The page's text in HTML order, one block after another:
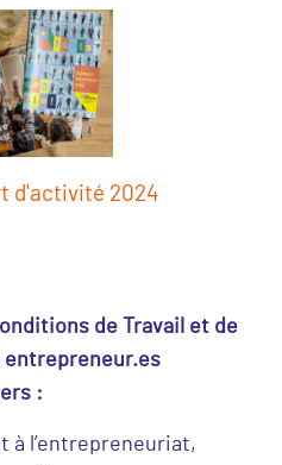
d'activité 2024
de Travail et de
entrepreneur.es
:
à l’entrepreneuriat,